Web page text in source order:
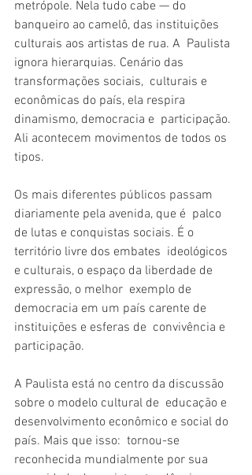
metrópole. Nela tudo cabe — do
banqueiro ao camelô, das instituições
culturais aos artistas de rua. A  Paulista
ignora hierarquias. Cenário das
transformações sociais,  culturais e
econômicas do país, ela respira
dinamismo, democracia e  participação.
Ali acontecem movimentos de todos os
tipos.
Os mais diferentes públicos passam
diariamente pela avenida, que é  palco
de lutas e conquistas sociais. É o
território livre dos embates  ideológicos
e culturais, o espaço da liberdade de
expressão, o melhor  exemplo de
democracia em um país carente de
instituições e esferas de  convivência e
participação.
A Paulista está no centro da discussão
sobre o modelo cultural de  educação e
desenvolvimento econômico e social do
país. Mais que isso:  tornou-se
reconhecida mundialmente por sua